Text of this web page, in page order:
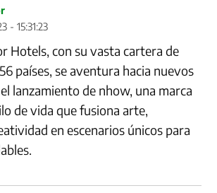
- 15:31:23
Hotels, con su vasta cartera de
países, se aventura hacia nuevos
lanzamiento de nhow, una marca
de vida que fusiona arte,
en escenarios únicos para